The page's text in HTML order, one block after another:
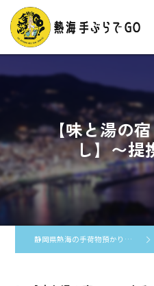
【味と湯の
し】〜提
静岡県熱海の手荷物預かりなら熱海手ぶらでGO